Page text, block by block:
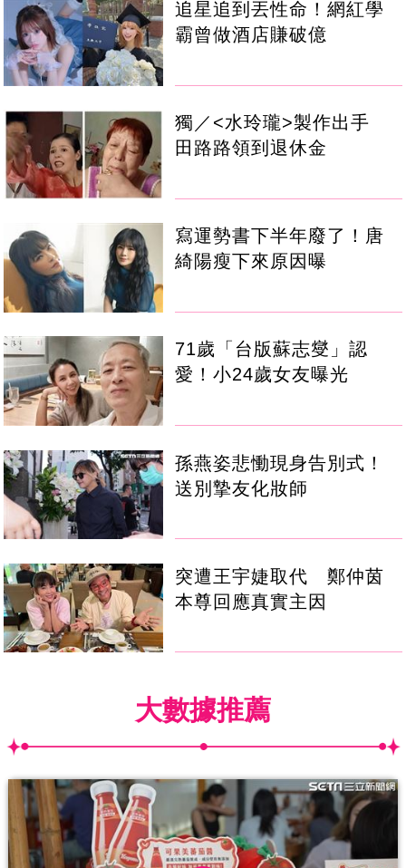
追星追到丟性命！網紅學
霸曾做酒店賺破億
獨／<水玲瓏>製作出手
田路路領到退休金
寫運勢書下半年廢了！唐
綺陽瘦下來原因曝
71歲「台版蘇志燮」認
愛！小24歲女友曝光
孫燕姿悲慟現身告別式！
送別摯友化妝師
突遭王宇婕取代 鄭仲茵
本尊回應真實主因
大數據推薦